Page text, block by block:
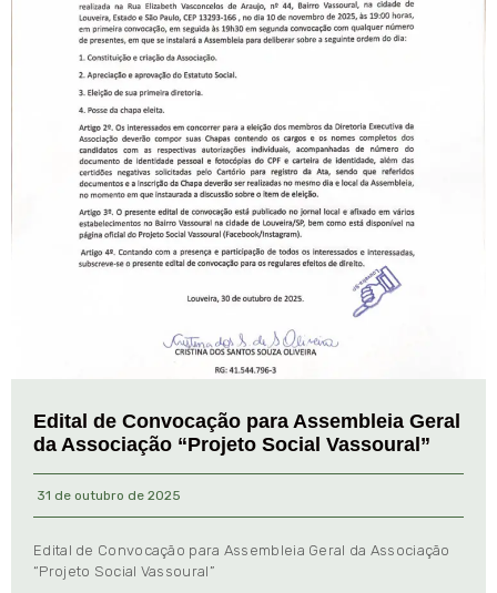
Edital de Convocação para Assembleia Geral
da Associação “Projeto Social Vassoural”
31 de outubro de 2025
Edital de Convocação para Assembleia Geral da Associação
“Projeto Social Vassoural”